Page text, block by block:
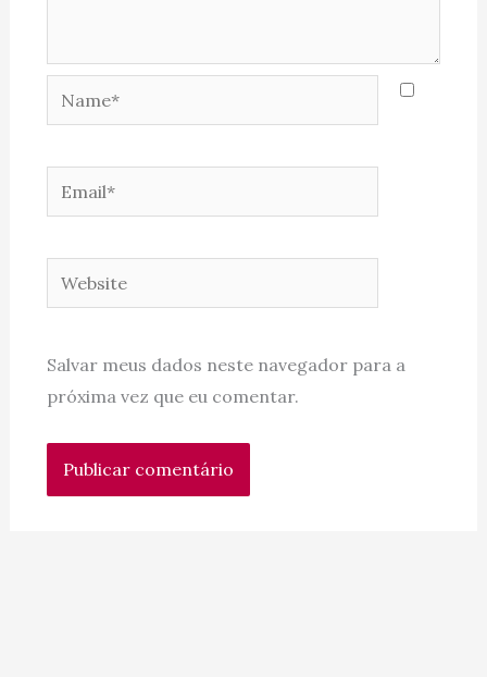
Name*
Email*
Website
Salvar meus dados neste navegador para a
próxima vez que eu comentar.